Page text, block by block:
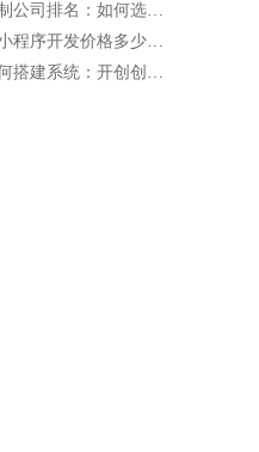
杭州微信小程序定制公司排名：如何选择最适合你的合作伙伴
杭州健身行业微信小程序开发价格多少钱一年
杭州分销小程序如何搭建系统：开创创业新机遇